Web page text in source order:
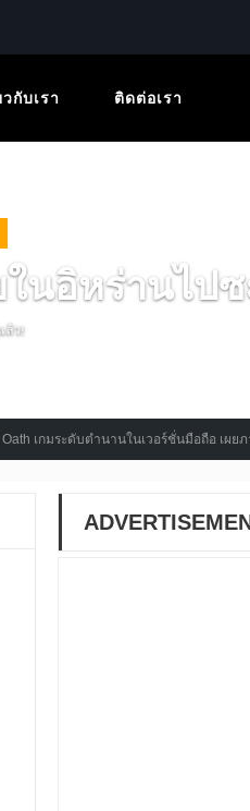
วกับเรา ติดต่อเรา
นอิหร่านไป
ล้ว!
มระดับตำนานในเวอร์ชั่นมือถือ เผยภาพแร